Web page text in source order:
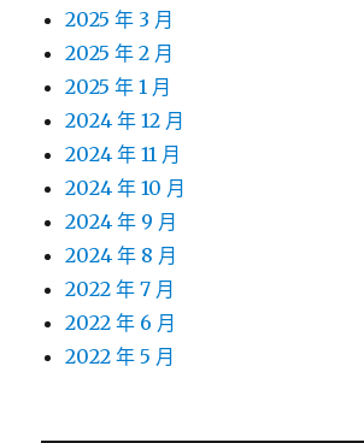
2025 年 3 月
2025 年 2 月
2025 年 1 月
2024 年 12 月
2024 年 11 月
2024 年 10 月
2024 年 9 月
2024 年 8 月
2022 年 7 月
2022 年 6 月
2022 年 5 月